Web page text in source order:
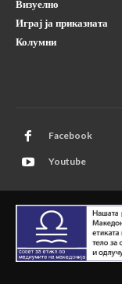
Визуелно
Играј ја приказната
Колумни
Facebook
Youtube